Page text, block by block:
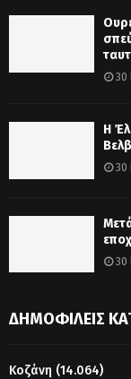
30
Η
30
30
ΔΗΜΟΦΙΛΕΊΣ
Κοζάνη (14.064)